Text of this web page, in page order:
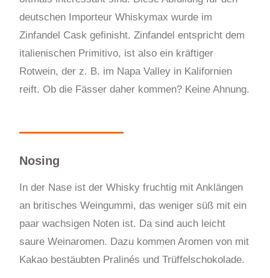
deutschen Importeur Whiskymax wurde im
Zinfandel Cask gefinisht. Zinfandel entspricht dem
italienischen Primitivo, ist also ein kräftiger
Rotwein, der z. B. im Napa Valley in Kalifornien
reift. Ob die Fässer daher kommen? Keine Ahnung.
Nosing
In der Nase ist der Whisky fruchtig mit Anklängen
an britisches Weingummi, das weniger süß mit ein
paar wachsigen Noten ist. Da sind auch leicht
saure Weinaromen. Dazu kommen Aromen von mit
Kakao bestäubten Pralinés und Trüffelschokolade.